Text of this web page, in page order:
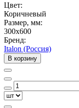
Цвет:
Коричневый
Размер, мм:
300x600
Бренд:
Italon (Россия)
В корзину